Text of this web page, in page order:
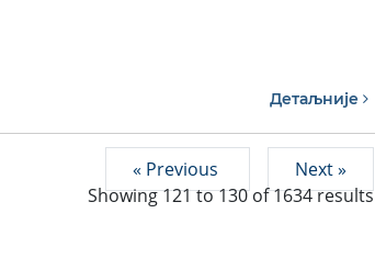
Детаљније
« Previous
Next »
Showing121to130of1634results